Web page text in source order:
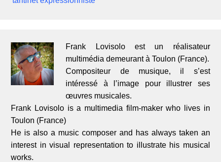
Frank Lovisolo est un réalisateur
multimédia demeurant à Toulon (France).
Compositeur de musique, il s’est
intéressé à l’image pour illustrer ses
œuvres musicales.
Frank Lovisolo is a multimedia film-maker who lives in
Toulon (France)
He is also a music composer and has always taken an
interest in visual representation to illustrate his musical
works.